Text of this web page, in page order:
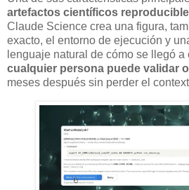
artefactos científicos
Claude Science crea una figura,
exacto, el entorno de ejecución y
lenguaje natural de cómo se llegó
cualquier persona puede validar
meses después sin perder el